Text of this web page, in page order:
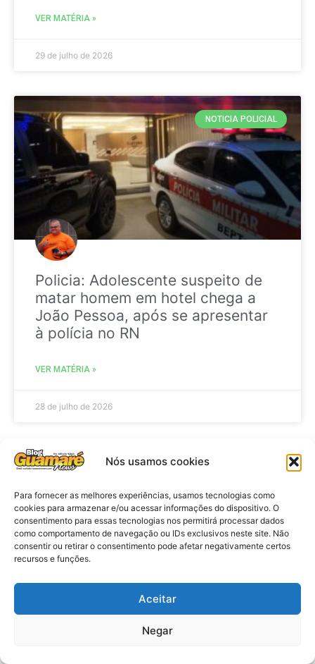
Nós usamos cookies
Para fornecer as melhores experiências, usamos tecnologias como
cookies para armazenar e/ou acessar informações do dispositivo. O
consentimento para essas tecnologias nos permitirá processar dados
como comportamento de navegação ou IDs exclusivos neste site. Não
consentir ou retirar o consentimento pode afetar negativamente certos
recursos e funções.
Aceitar
Negar
VER MATÉRIA »
29 de julho de 2026
NOTICIA POLICIAL
Policia: Adolescente suspeito de
matar homem em hotel chega a
João Pessoa, após se apresentar
à polícia no RN
VER MATÉRIA »
28 de julho de 2026
Eleições 2026: procuradores e